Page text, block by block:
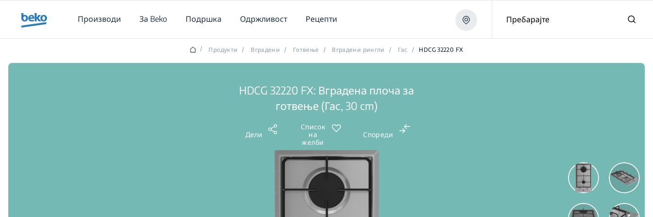
Производи
За Beko Подршка Одржливост Рецепти Пребарајте
/ Продукти / Вградени / Готвење / Вградени рингли / Гас / HDCG 32220 FX
HDCG 32220 FX: Вградена плоча за
готвење (Гас, 30 cm)
Дели
Список
на
желби
Спореди